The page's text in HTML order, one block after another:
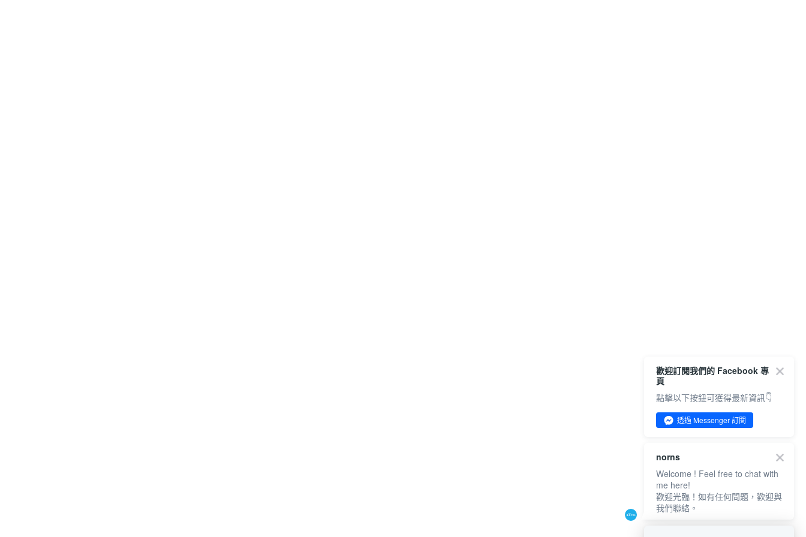
歡迎訂閱我們的 Facebook 專
頁
點擊以下按鈕可獲得最新資訊👇
透過 Messenger 訂閱
norns
Welcome ! Feel free to chat with
me here!
歡迎光臨！如有任何問題，歡迎與
我們聯絡。